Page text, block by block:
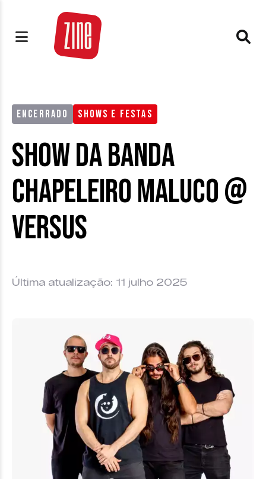
ENCERRADO SHOWS E FESTAS
Show da Banda
Chapeleiro Maluco @
Versus
Última atualização: 11 julho 2025